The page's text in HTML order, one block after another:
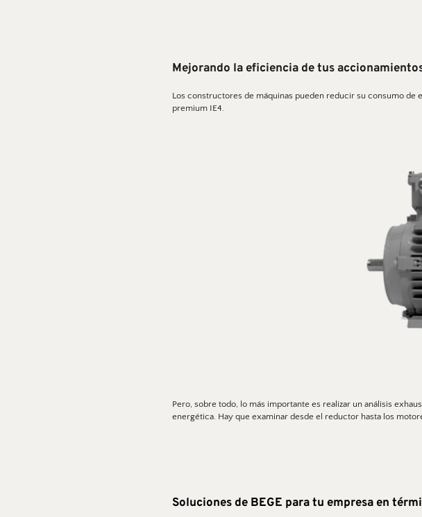
Mejorando la eficiencia de tus
Los constructores de máquinas pueden reducir su consumo
premium IE4.
Pero, sobre todo, lo más importante es realizar un análisis
energética. Hay que examinar desde el reductor hasta los
Soluciones de BEGE para tu empresa en